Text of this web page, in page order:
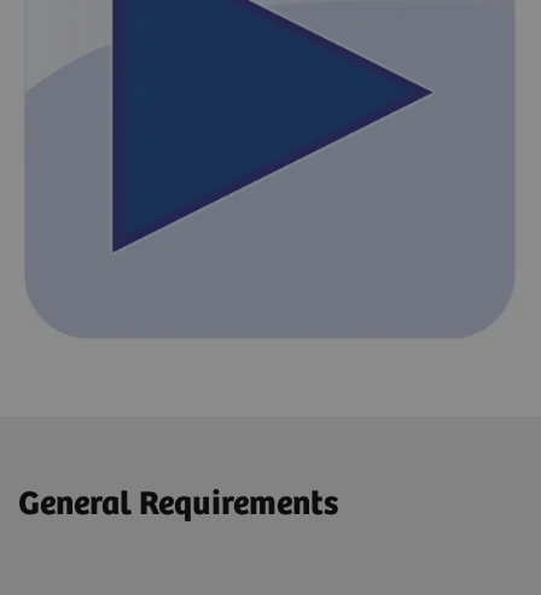
General Requirements